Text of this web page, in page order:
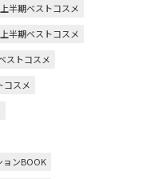
半期ベストコスメ
半期ベストコスメ
ストコスメ
コスメ
ョンBOOK